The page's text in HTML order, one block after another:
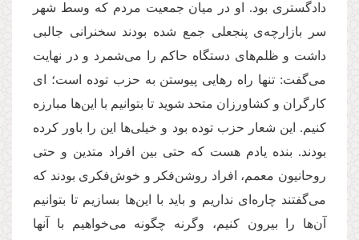
دادگستری بود. او در میان جمعیت مردم که وسط شهر
سر بازارچه‌ی پنجعلی جمع شده بودند سخنرانی جالبی
داشت و ظلم‌های دستگاه حاکم را می‌شمرد و در نهایت
می‌گفت: تنها راه رهایی پیوستن به حزب توده است؛ ای
کارگران و کشاورزان متحد شوید تا بتوانیم با این‌ها مبارزه
کنیم. این شعار حزب توده بود و خیلی‌ها این را باور کرده
بودند. بنده یادم هست که حتی بین افراد متدین و حتی
روحانیون معمم، افراد روشن‌فکر و خوش‌فکری بودند که
می‌گفتند چاره‌ای نداریم و باید با این‌ها بسازیم تا بتوانیم
آن‌ها را بیرون کنیم، وگرنه چگونه می‌خواهیم با آنها